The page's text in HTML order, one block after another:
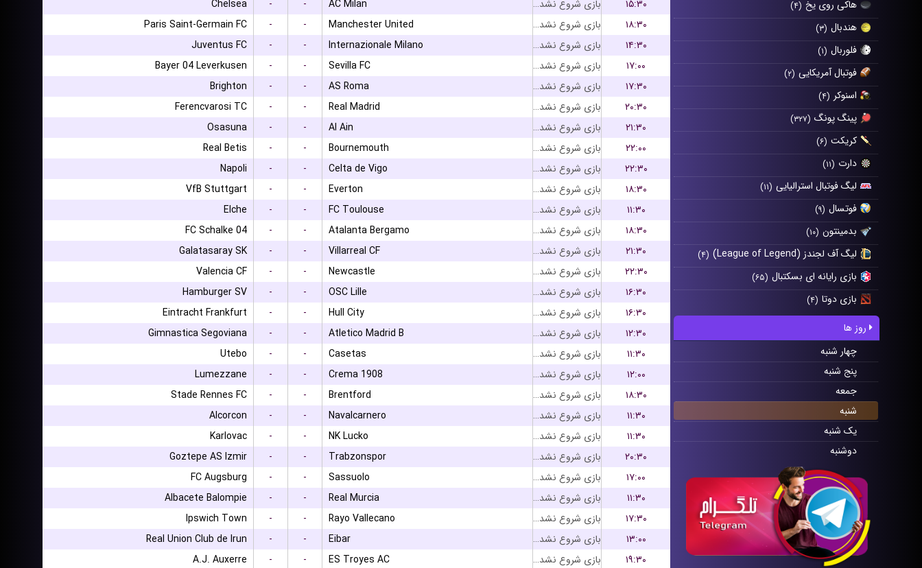
هاکی روی یخ (۴)
هندبال (۳)
فلوربال (۱)
فوتبال آمریکایی (۲)
اسنوکر (۴)
پینگ پونگ (۳۲۷)
کریکت (۶)
دارت (۱۱)
لیگ فوتبال استرالیایی (۱۱)
فوتسال (۹)
بدمینتون (۱۰)
لیگ آف لجندز (League of Legend) (۴)
بازی رایانه ای بسکتبال (۶۵)
بازی دوتا (۴)
روز ها
چهار شنبه
پنج شنبه
جمعه
شنبه
یک شنبه
دوشنبه
Chelsea
- - AC Milan بازی شروع نشده است
۱۵:۳۰
Paris Saint-Germain FC
- - Manchester United بازی شروع نشده است
۱۸:۳۰
Juventus FC
- - Internazionale Milano بازی شروع نشده است
۱۴:۳۰
Bayer 04 Leverkusen
- - Sevilla FC بازی شروع نشده است
۱۷:۰۰
Brighton
- - AS Roma بازی شروع نشده است
۱۷:۳۰
Ferencvarosi TC
- - Real Madrid بازی شروع نشده است
۲۰:۳۰
Osasuna
- - Al Ain بازی شروع نشده است
۲۱:۳۰
Real Betis
- - Bournemouth بازی شروع نشده است
۲۲:۰۰
Napoli
- - Celta de Vigo بازی شروع نشده است
۲۲:۳۰
VfB Stuttgart
- - Everton بازی شروع نشده است
۱۸:۳۰
Elche
- - FC Toulouse بازی شروع نشده است
۱۱:۳۰
FC Schalke 04
- - Atalanta Bergamo بازی شروع نشده است
۱۸:۳۰
Galatasaray SK
- - Villarreal CF بازی شروع نشده است
۲۱:۳۰
Valencia CF
- - Newcastle بازی شروع نشده است
۲۲:۳۰
Hamburger SV
- - OSC Lille بازی شروع نشده است
۱۶:۳۰
Eintracht Frankfurt
- - Hull City بازی شروع نشده است
۱۶:۳۰
Gimnastica Segoviana
- - Atletico Madrid B بازی شروع نشده است
۱۲:۳۰
Utebo
- - Casetas بازی شروع نشده است
۱۱:۳۰
Lumezzane
- - Crema 1908 بازی شروع نشده است
۱۲:۰۰
Stade Rennes FC
- - Brentford بازی شروع نشده است
۱۸:۳۰
Alcorcon
- - Navalcarnero بازی شروع نشده است
۱۱:۳۰
Karlovac
- - NK Lucko بازی شروع نشده است
۱۱:۳۰
Goztepe AS Izmir
- - Trabzonspor بازی شروع نشده است
۲۰:۳۰
FC Augsburg
- - Sassuolo بازی شروع نشده است
۱۷:۰۰
Albacete Balompie
- - Real Murcia بازی شروع نشده است
۱۱:۳۰
Ipswich Town
- - Rayo Vallecano بازی شروع نشده است
۱۷:۳۰
Real Union Club de Irun
- - Eibar بازی شروع نشده است
۱۳:۰۰
A.J. Auxerre
- - ES Troyes AC بازی شروع نشده است
۱۹:۳۰